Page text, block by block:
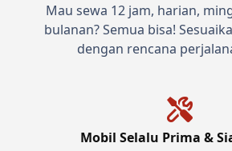
Mau sewa 12 jam, harian,
bulanan? Semua bisa!
dengan rencana
Mobil Selalu Prima &